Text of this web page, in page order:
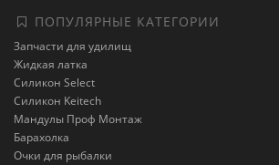
ПОПУЛЯРНЫЕ КАТЕГОРИИ
Запчасти для удилищ
Жидкая латка
Силикон Select
Силикон Keitech
Мандулы Проф Монтаж
Барахолка
Очки для рыбалки